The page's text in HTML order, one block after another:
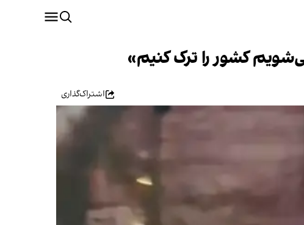
کشور را ترک کنیم»
اشتراک‌گذاری